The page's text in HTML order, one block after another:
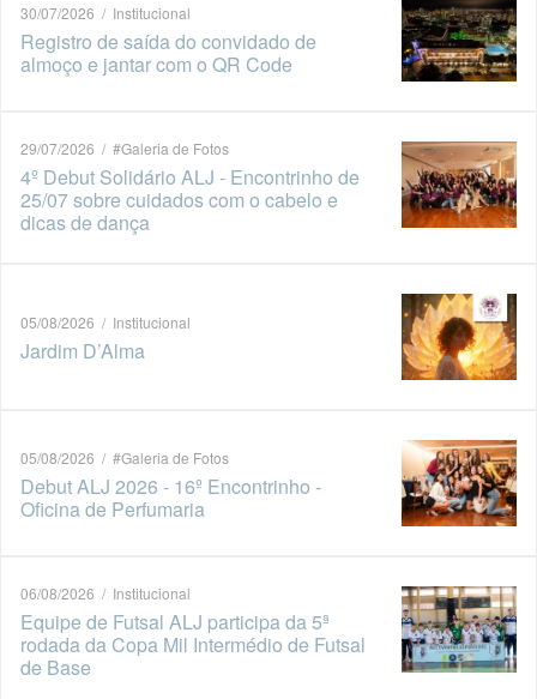
30/07/2026 / Institucional
Registro de saída do convidado de
almoço e jantar com o QR Code
29/07/2026 / #Galeria de Fotos
4º Debut Solidário ALJ - Encontrinho de
25/07 sobre cuidados com o cabelo e
dicas de dança
05/08/2026 / Institucional
Jardim D’Alma
05/08/2026 / #Galeria de Fotos
Debut ALJ 2026 - 16º Encontrinho -
Oficina de Perfumaria
06/08/2026 / Institucional
Equipe de Futsal ALJ participa da 5ª
rodada da Copa Mil Intermédio de Futsal
de Base